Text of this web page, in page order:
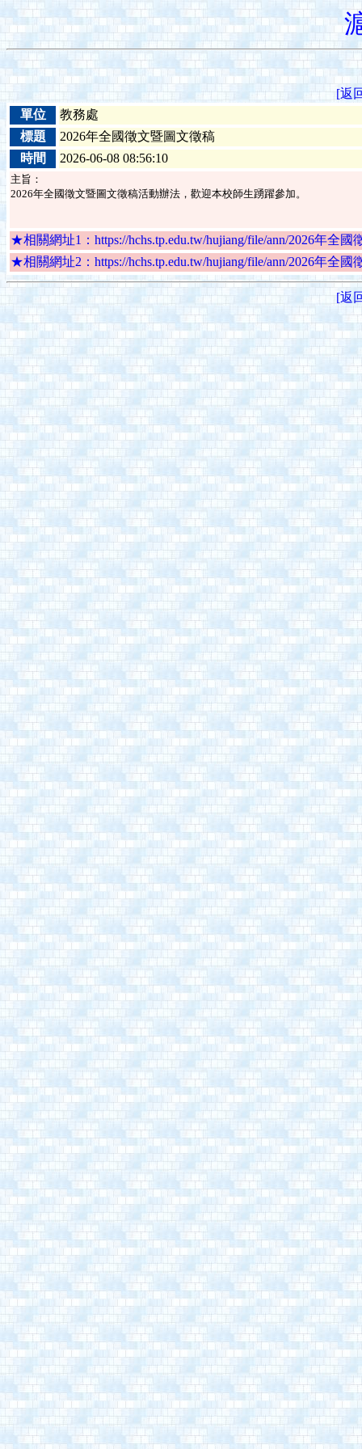
[返
單位
教務處
標題
2026年全國徵文暨圖文徵稿
時間
2026-06-08 08:56:10
主旨：
2026年全國徵文暨圖文徵稿活動辦法，歡迎本校師生踴躍參加。
★相關網址1：https://hchs.tp.edu.tw/hujiang/file/ann/2026年全國
★相關網址2：https://hchs.tp.edu.tw/hujiang/file/ann/2026年全國
[返